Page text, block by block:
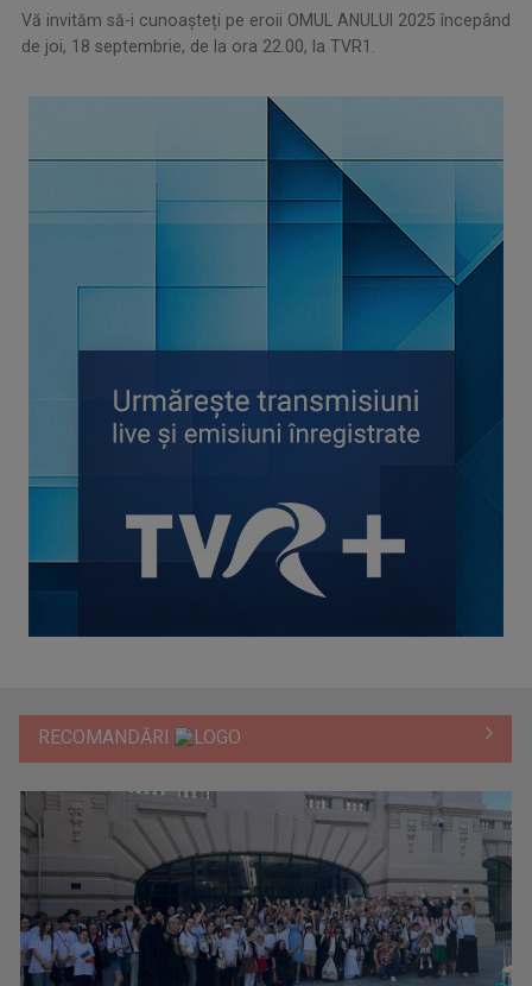
Vă invităm să-i cunoașteți pe eroii OMUL ANULUI 2025 începând
de joi, 18 septembrie, de la ora 22.00, la TVR1.
RECOMANDĂRI